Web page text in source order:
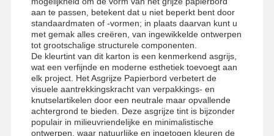
aan te passen, betekent dat u niet beperkt bent door
standaardmaten of -vormen; in plaats daarvan kunt u
met gemak alles creëren, van ingewikkelde ontwerpen
tot grootschalige structurele componenten.
De kleurtint van dit karton is een kenmerkend asgrijs,
wat een verfijnde en moderne esthetiek toevoegt aan
elk project. Het Asgrijze Papierbord verbetert de
visuele aantrekkingskracht van verpakkings- en
knutselartikelen door een neutrale maar opvallende
achtergrond te bieden. Deze asgrijze tint is bijzonder
populair in milieuvriendelijke en minimalistische
ontwerpen, waar natuurlijke en ingetogen kleuren de